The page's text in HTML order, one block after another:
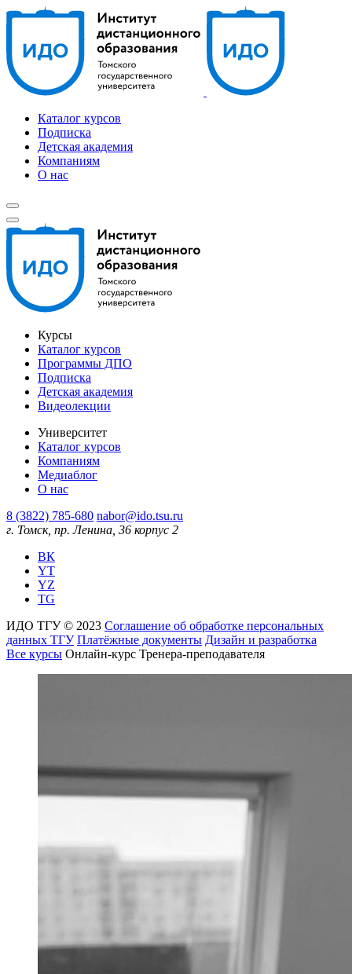
Каталог курсов
Подписка
Детская академия
Компаниям
О нас
Курсы
Каталог курсов
Программы ДПО
Подписка
Детская академия
Видеолекции
Университет
Каталог курсов
Компаниям
Медиаблог
О нас
8 (3822) 785-680 nabor@ido.tsu.ru
г. Томск, пр. Ленина, 36 корпус 2
ВК
YT
YZ
TG
ИДО ТГУ © 2023 Соглашение об обработке персональных
данных ТГУ Платёжные документы Дизайн и разработка
Все курсы Онлайн-курс Тренера-преподавателя